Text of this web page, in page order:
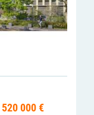
520 000 €